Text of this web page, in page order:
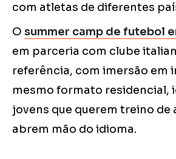
com atletas de diferentes
O summer camp de futebol
em parceria com clube
referência, com imersão em
mesmo formato residencial,
jovens que querem treino de
abrem mão do idioma.